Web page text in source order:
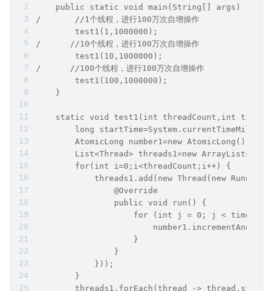
    public static void main(String[] args) {
/       //1个线程，进行100万次自增操作
        test1(1,1000000);
/      //10个线程，进行100万次自增操作
        test1(10,1000000);
/      //100个线程，进行100万次自增操作
        test1(100,1000000);
    }
static void test1(int threadCount,int
long
        AtomicLong number1=new AtomicLong();
        List<Thread> threads1=new ArrayList<>();
        for(int i=0;i<threadCount;i++) {
threads1.add(new Thread(new
                @Override
                public void run() {
for (int j = 0; j < times;
                    }
                }
            }));
        }
threads1.forEach(thread ->